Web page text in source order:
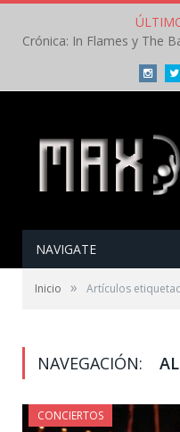
NAVIGATE
Inicio » Artículos
NAVEGACIÓN:
CONCIERTOS